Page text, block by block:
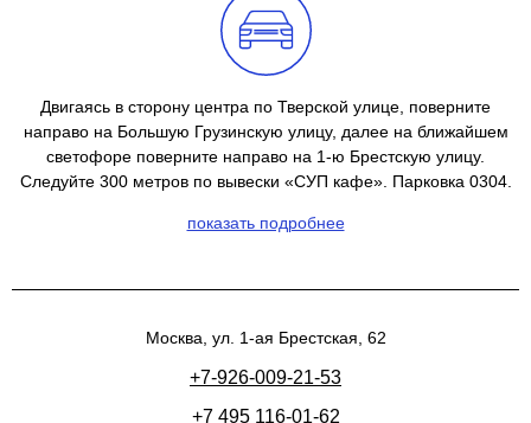
Двигаясь в сторону центра по Тверской улице, поверните
направо на Большую Грузинскую улицу, далее на ближайшем
светофоре поверните направо на 1-ю Брестскую улицу.
Следуйте 300 метров по вывески «СУП кафе». Парковка 0304.
показать подробнее
+7-926-009-21-53
+7 495 116-01-62
Москва, ул. 1-ая Брестская, 62